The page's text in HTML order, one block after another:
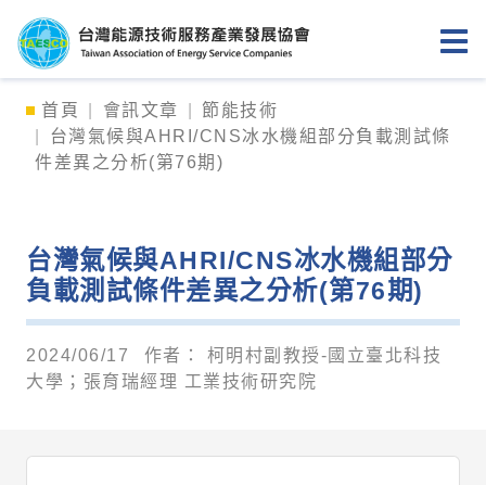
台灣能源技術服務產業發展協
首頁 會訊文章
節能技術
台灣氣候與AHRI/CNS冰水機組部分負載測試條
件差異之分析(第76期)
台灣氣候與AHRI/CNS冰水機組部分
負載測試條件差異之分析(第76期)
2024/06/17 作者：
柯明村副教授-國立臺北科技
大學；張育瑞經理 工業技術研究院